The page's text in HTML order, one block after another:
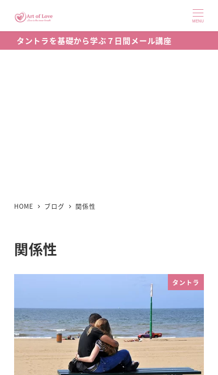
ン
コ
MENU
タントラを基礎から学ぶ７日間メール講座
HOME ブログ 関係性
関係性
タントラ